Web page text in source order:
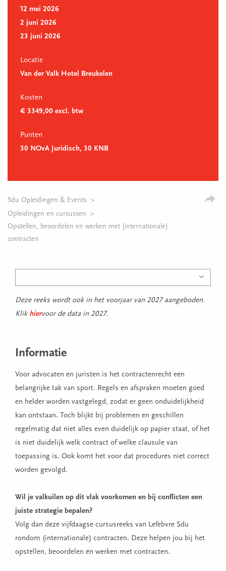
12 mei 2026
2 juni 2026
23 juni 2026
Locatie
Van der Valk Hotel Breukelen
Kosten
€ 3349,00 excl. btw
Punten
30 NOvA Juridisch, 30 KNB
Sdu Opleidingen & Events
Opleidingen en cursussen
Opstellen, beoordelen en werken met (internationale)
contracten
Deze reeks wordt ook in het voorjaar van 2027 aangeboden.
Klik hiervoor de data in 2027.
Informatie
Voor advocaten en juristen is het contractenrecht een
belangrijke tak van sport. Regels en afspraken moeten goed
en helder worden vastgelegd, zodat er geen onduidelijkheid
kan ontstaan. Toch blijkt bij problemen en geschillen
regelmatig dat niet alles even duidelijk op papier staat, of het
is niet duidelijk welk contract of welke clausule van
toepassing is. Ook komt het voor dat procedures niet correct
worden gevolgd.
Wil je valkuilen op dit vlak voorkomen en bij conflicten een
juiste strategie bepalen?
Volg dan deze vijfdaagse cursusreeks van Lefebvre Sdu
rondom (internationale) contracten. Deze helpen jou bij het
opstellen, beoordelen én werken met contracten.